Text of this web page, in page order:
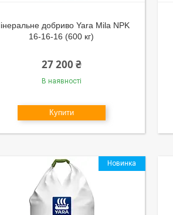
добриво Yara Mila NPK
16-16-16 (600 кг)
27 200 ₴
В наявності
Купити
Новинка